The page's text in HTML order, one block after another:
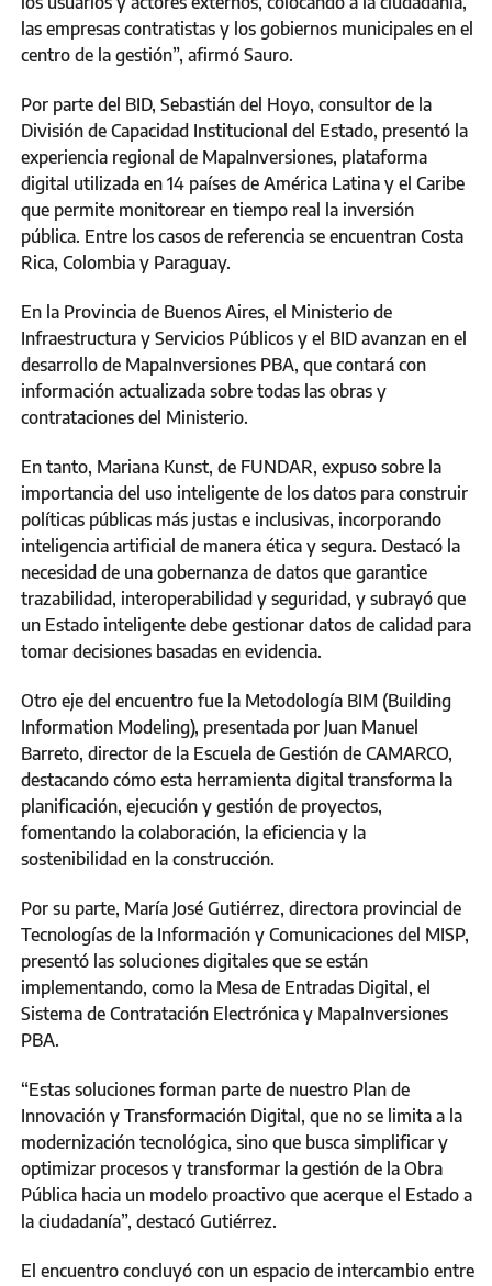
las empresas contratistas y los gobiernos municipales en el
centro de la gestión”, afirmó Sauro.
Por parte del BID, Sebastián del Hoyo, consultor de la
División de Capacidad Institucional del Estado, presentó la
experiencia regional de MapaInversiones, plataforma
digital utilizada en 14 países de América Latina y el Caribe
que permite monitorear en tiempo real la inversión
pública. Entre los casos de referencia se encuentran Costa
Rica, Colombia y Paraguay.
En la Provincia de Buenos Aires, el Ministerio de
Infraestructura y Servicios Públicos y el BID avanzan en el
desarrollo de MapaInversiones PBA, que contará con
información actualizada sobre todas las obras y
contrataciones del Ministerio.
En tanto, Mariana Kunst, de FUNDAR, expuso sobre la
importancia del uso inteligente de los datos para construir
políticas públicas más justas e inclusivas, incorporando
inteligencia artificial de manera ética y segura. Destacó la
necesidad de una gobernanza de datos que garantice
trazabilidad, interoperabilidad y seguridad, y subrayó que
un Estado inteligente debe gestionar datos de calidad para
tomar decisiones basadas en evidencia.
Otro eje del encuentro fue la Metodología BIM (Building
Information Modeling), presentada por Juan Manuel
Barreto, director de la Escuela de Gestión de CAMARCO,
destacando cómo esta herramienta digital transforma la
planificación, ejecución y gestión de proyectos,
fomentando la colaboración, la eficiencia y la
sostenibilidad en la construcción.
Por su parte, María José Gutiérrez, directora provincial de
Tecnologías de la Información y Comunicaciones del MISP,
presentó las soluciones digitales que se están
implementando, como la Mesa de Entradas Digital, el
Sistema de Contratación Electrónica y MapaInversiones
PBA.
“Estas soluciones forman parte de nuestro Plan de
Innovación y Transformación Digital, que no se limita a la
modernización tecnológica, sino que busca simplificar y
optimizar procesos y transformar la gestión de la Obra
Pública hacia un modelo proactivo que acerque el Estado a
la ciudadanía”, destacó Gutiérrez.
El encuentro concluyó con un espacio de intercambio entre